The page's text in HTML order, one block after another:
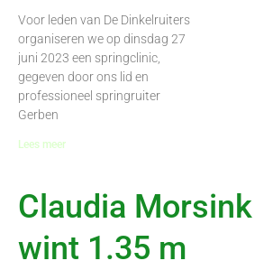
Voor leden van De Dinkelruiters
organiseren we op dinsdag 27
juni 2023 een springclinic,
gegeven door ons lid en
professioneel springruiter
Gerben
Lees meer
Claudia Morsink
wint 1.35 m